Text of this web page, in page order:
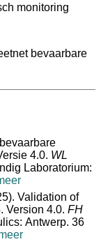
monitoring
bevaarbare
4.0. WL
Laboratorium:
Validation of
Version 4.0. FH
Antwerp. 36